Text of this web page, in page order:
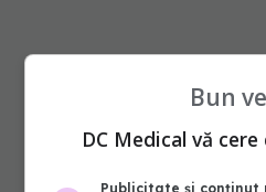
Bun
DC Medical vă
Publicitate și conținut